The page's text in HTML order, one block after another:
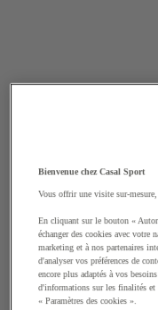
Bienvenue chez Casal Sport
Vous offrir une visite sur-
En cliquant sur le bouton «
échanger des cookies avec votre
marketing et à nos partenaires
d'analyser vos préférences de
encore plus adaptés à vos
d'informations sur les finalités et
« Paramètres des cookies ».